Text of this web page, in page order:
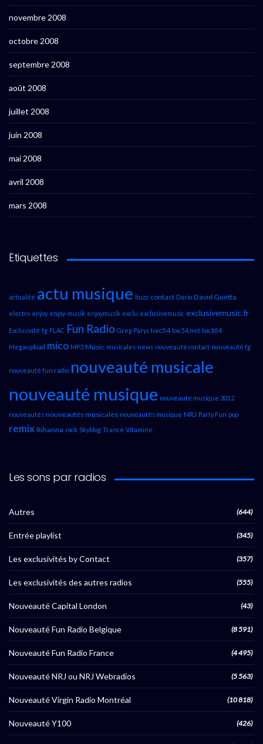
novembre 2008
octobre 2008
septembre 2008
août 2008
juillet 2008
juin 2008
mai 2008
avril 2008
mars 2008
Étiquettes
actualité actu musique buzz contact Dario David Guetta
electro enjoy enjoy-musik enjoymusik exclu exclusivemusic exclusivemusic.fr
Exclusivité fg FLAC Fun Radio Greg Parys loic54 loic54.net loicb54
Megaupload mico MP3 Music musicales news nouveauté contact nouveauté fg
nouveauté fun radio nouveauté musicale
nouveauté musique nouveauté musique 2012
nouveautés nouveautés musicales nouveautés musique NRJ Party Fun pop
remix Rihanna rock Skyblog Trance Vitamine
Les sons par radios
Autres (644)
Entrée playlist (345)
Les exclusivités by Contact (357)
Les exclusivités des autres radios (555)
Nouveauté Capital London (43)
Nouveauté Fun Radio Belgique (8 591)
Nouveauté Fun Radio France (4 495)
Nouveauté NRJ ou NRJ Webradios (5 563)
Nouveauté Virgin Radio Montréal (10 818)
Nouveauté Y100 (426)